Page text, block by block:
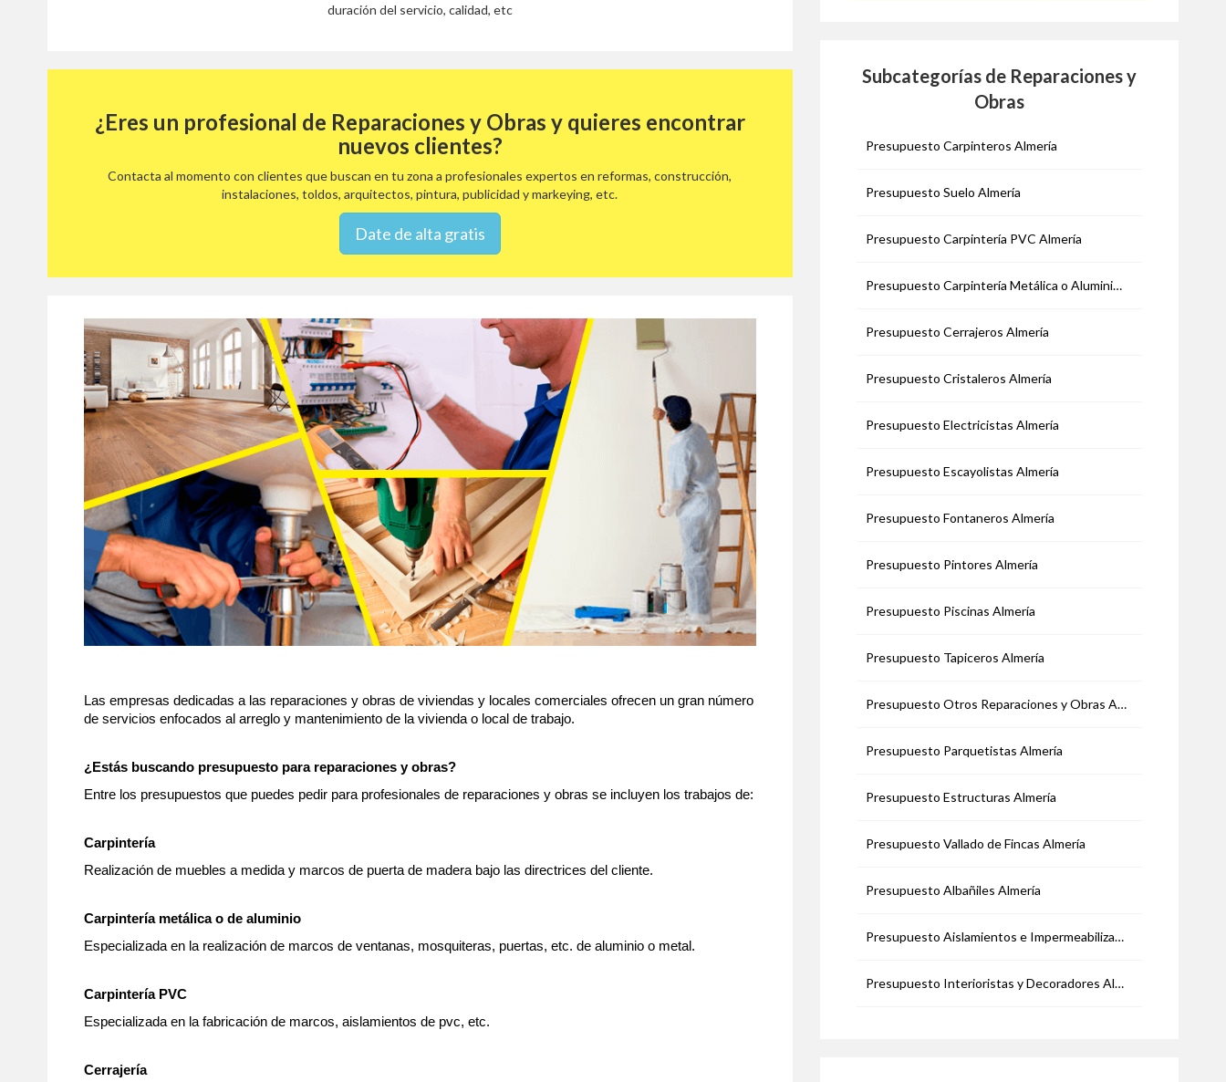
duración del servicio, calidad, etc
¿Eres un profesional de Reparaciones y Obras y quieres encontrar
nuevos clientes?
Contacta al momento con clientes que buscan en tu zona a profesionales expertos en reformas, construcción,
instalaciones, toldos, arquitectos, pintura, publicidad y markeying, etc.
Date de alta gratis
Las empresas dedicadas a las reparaciones y obras de viviendas y locales comerciales ofrecen un gran número
de servicios enfocados al arreglo y mantenimiento de la vivienda o local de trabajo.
¿Estás buscando presupuesto para reparaciones y obras?
Entre los presupuestos que puedes pedir para profesionales de reparaciones y obras se incluyen los trabajos de:
Carpintería
Realización de muebles a medida y marcos de puerta de madera bajo las directrices del cliente.
Carpintería metálica o de aluminio
Especializada en la realización de marcos de ventanas, mosquiteras, puertas, etc. de aluminio o metal.
Carpintería PVC
Especializada en la fabricación de marcos, aislamientos de pvc, etc.
Cerrajería
Subcategorías de Reparaciones y
Obras
Presupuesto Carpinteros Almería
Presupuesto Suelo Almería
Presupuesto Carpintería PVC Almería
Presupuesto Carpintería Metálica o Aluminio Almería
Presupuesto Cerrajeros Almería
Presupuesto Cristaleros Almería
Presupuesto Electricistas Almería
Presupuesto Escayolistas Almería
Presupuesto Fontaneros Almería
Presupuesto Pintores Almería
Presupuesto Piscinas Almería
Presupuesto Tapiceros Almería
Presupuesto Otros Reparaciones y Obras Almería
Presupuesto Parquetistas Almería
Presupuesto Estructuras Almería
Presupuesto Vallado de Fincas Almería
Presupuesto Albañiles Almería
Presupuesto Aislamientos e Impermeabilizaciones Almería
Presupuesto Interioristas y Decoradores Almería